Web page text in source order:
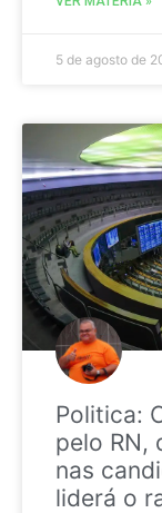
5 de agosto de
Politica:
pelo RN,
nas
liderá o